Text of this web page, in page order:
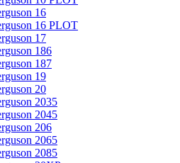
16
16 PLOT
17
186
187
19
20
2035
2045
206
2065
2085